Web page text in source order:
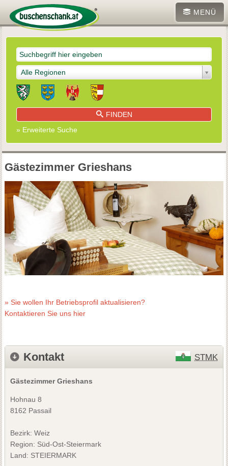
MENÜ
Alle Regionen
FINDEN
» Erweiterte Suche
Gästezimmer Grieshans
» Sie wollen Ihr Betriebsprofil aktualisieren?
Kontaktieren Sie uns hier
Kontakt STMK
Gästezimmer Grieshans
Hohnau 8
8162 Passail
Bezirk: Weiz
Region: Süd-Ost-Steiermark
Land: STEIERMARK